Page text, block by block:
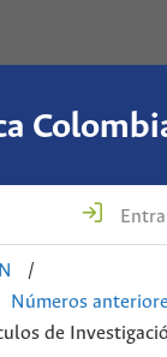
/
Números
de